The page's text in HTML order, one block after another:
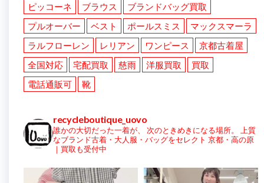
ピッコーネ
ブラウス
ブランドバッグ買取
プルオーバー
ベスト ポールスミス
マックスマーラ
ラルフローレン
レリアン ワンピース
京都古着屋
全国対応
宅配買取 慈雨 洋服買取
買取
電話通販可
靴
recycleboutique_uovo
誰かの大切だった一着が、 次のときめきになる場所。
上質
なブランド古着・大人服・バッグをセレクト 京都・高の原
｜買取も受付中